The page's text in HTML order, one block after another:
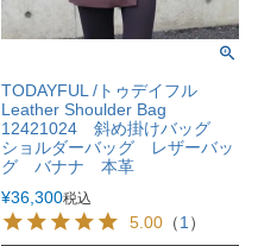
TODAYFUL /トゥデイフル
Leather Shoulder Bag
12421024 斜め掛けバッグ
ショルダーバッグ レザーバッ
グ バナナ 本革
¥36,300税込
5.00 （1 ）